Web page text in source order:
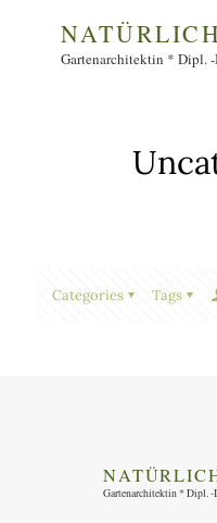
Categories Tags